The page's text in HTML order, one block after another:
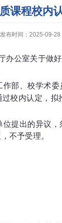
课程校内
发布时间：2025-09-28
公室关于
部、校学术
校内认定， 拟
提出的异议
不予受理。